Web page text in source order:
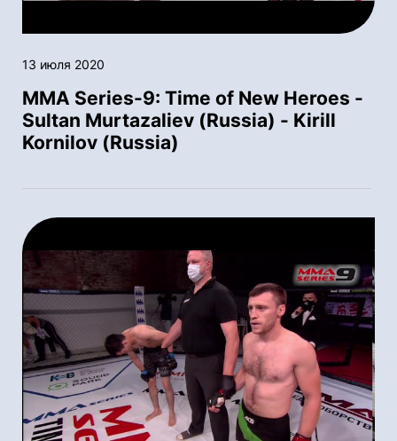
13 июля 2020
MMA Series-9: Time of New Heroes -
Sultan Murtazaliev (Russia) - Kirill
Kornilov (Russia)